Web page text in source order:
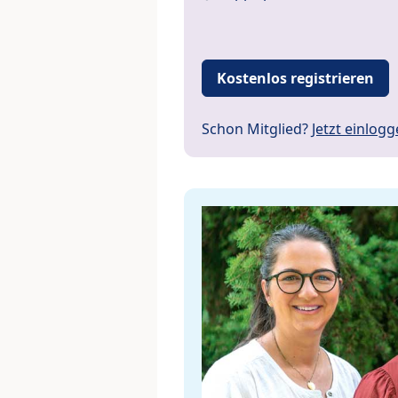
Kostenlos registrieren
Schon Mitglied? Jetzt